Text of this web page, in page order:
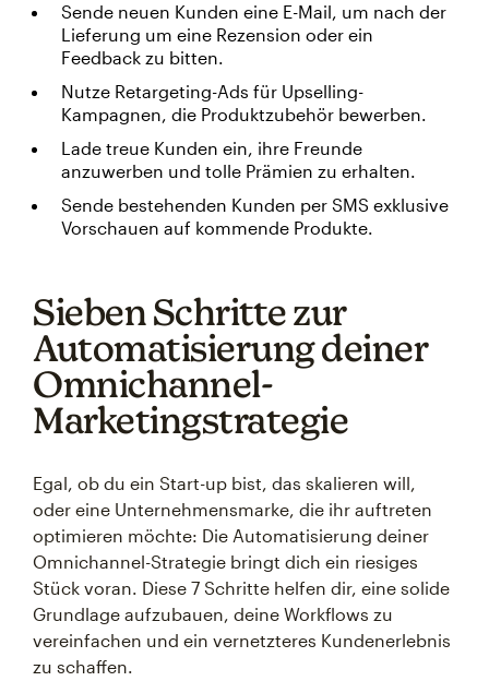
Sende neuen Kunden eine E-Mail, um nach der
Lieferung um eine Rezension oder ein
Feedback zu bitten.
Nutze Retargeting-Ads für Upselling-
Kampagnen, die Produktzubehör bewerben.
Lade treue Kunden ein, ihre Freunde
anzuwerben und tolle Prämien zu erhalten.
Sende bestehenden Kunden per SMS exklusive
Vorschauen auf kommende Produkte.
Sieben Schritte zur
Automatisierung deiner
Omnichannel-
Marketingstrategie
Egal, ob du ein Start-up bist, das skalieren will,
oder eine Unternehmensmarke, die ihr auftreten
optimieren möchte: Die Automatisierung deiner
Omnichannel-Strategie bringt dich ein riesiges
Stück voran. Diese 7 Schritte helfen dir, eine solide
Grundlage aufzubauen, deine Workflows zu
vereinfachen und ein vernetzteres Kundenerlebnis
zu schaffen.